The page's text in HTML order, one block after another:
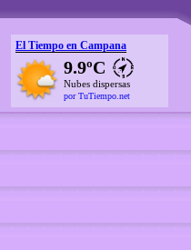
El Tiempo en Campana
9.9ºC
Nubes dispersas
por TuTiempo.net